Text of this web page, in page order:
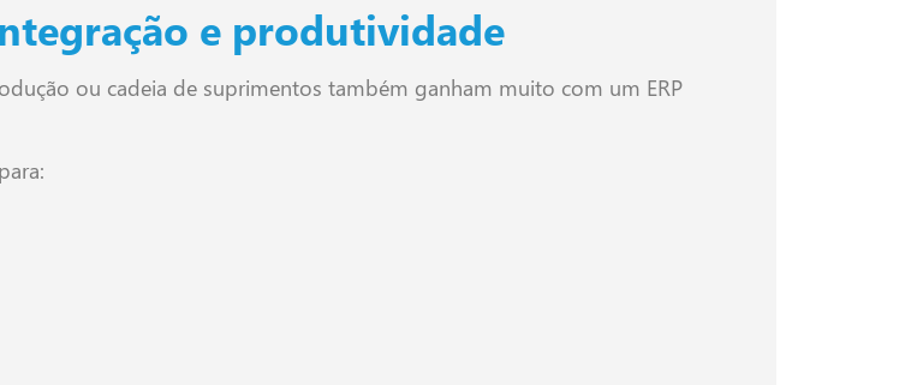
e produtividade
ou cadeia de suprimentos também ganham muito com um ERP